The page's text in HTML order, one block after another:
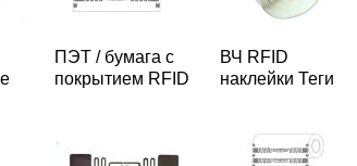
ПЭТ / бумага с
покрытием RFID
ВЧ RFID
наклейки Теги
технического